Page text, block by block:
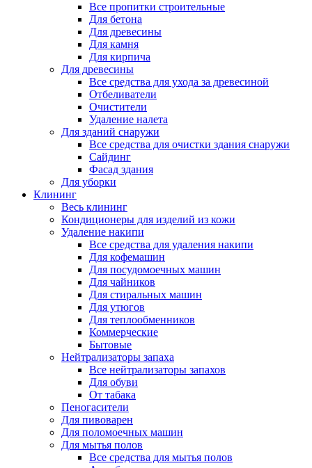
Все пропитки строительные
Для бетона
Для древесины
Для камня
Для кирпича
Для древесины
Все средства для ухода за древесиной
Отбеливатели
Очистители
Удаление налета
Для зданий снаружи
Все средства для очистки здания снаружи
Сайдинг
Фасад здания
Для уборки
Клининг
Весь клининг
Кондиционеры для изделий из кожи
Удаление накипи
Все средства для удаления накипи
Для кофемашин
Для посудомоечных машин
Для чайников
Для стиральных машин
Для утюгов
Для теплообменников
Коммерческие
Бытовые
Нейтрализаторы запаха
Все нейтрализаторы запахов
Для обуви
От табака
Пеногасители
Для пивоварен
Для поломоечных машин
Для мытья полов
Все средства для мытья полов